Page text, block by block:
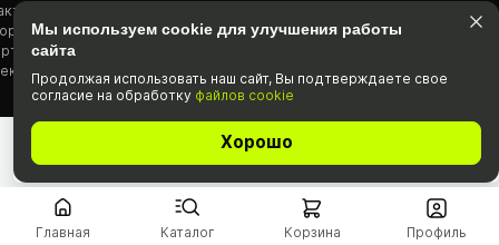
наличия на складе, стоимости товаров, носит
характер и ни при каких условиях не является публичной
определяемой положениями Статьи 437(2) Гражданского
РФ.
Главная Каталог Корзина Профиль
Мы используем cookie для улучшения работы
сайта
Продолжая использовать наш cайт, Вы подтвержда­ете свое
согласие на обработку файлов cookie
Хорошо